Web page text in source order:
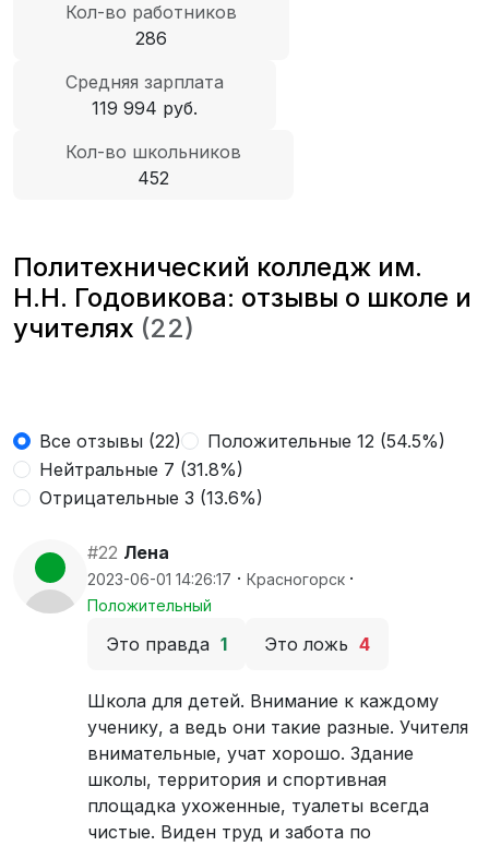
Кол-во работников
286
Средняя зарплата
119 994 руб.
Кол-во школьников
452
Политехнический колледж им.
Н.Н. Годовикова: отзывы о школе и
учителях (22)
Все отзывы (22)
Положительные 12 (54.5%)
Нейтральные 7 (31.8%)
Отрицательные 3 (13.6%)
#22 Лена
2023-06-01 14:26:17 · Красногорск ·
Положительный
Это правда 1 Это ложь 4
Школа для детей. Внимание к каждому
ученику, а ведь они такие разные. Учителя
внимательные, учат хорошо. Здание
школы, территория и спортивная
площадка ухоженные, туалеты всегда
чистые. Виден труд и забота по